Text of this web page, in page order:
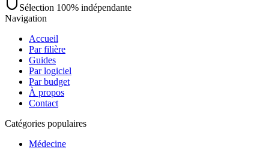
Sélection 100% indépendante
Navigation
Accueil
Par filière
Guides
Par logiciel
Par budget
À propos
Contact
Catégories populaires
Médecine